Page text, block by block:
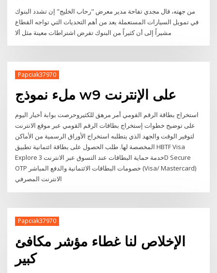
من جهته، قال مجدي تفاحة مدير معرض "رحاب الخليج" إن تشدد البنوك
في تمويل السيارات المستعملة يعد من أهم التحديات التي تواجه القطاع
مشيراً إلى أن كثيراً من البنوك تفرض اشتراطات معينة مثل ألا
Papciak37970
ملء نموذج w9 على الإنترنت
استخراج بطاقة الرقم القومي أمر مرهق للكثيروحرصت بوابة أخبار اليوم
على توضيح خطوات إستخراج بطاقات الرقم القومي عبر موقع الانترنت
لتوفير الوقت والجهد الذي يتطلبه استخراج الأوراق الرسمية من الأماكن
المخصصة لها. طلب الحصول على بطاقة ائتمانية تطبيق HBTF Visa
Explore خدمة حماية البطاقات عند التسوق عبر الانترنت 3D Secure
OTP خصومات البطاقات الائتمانية والدفع المباشر (Visa/ Mastercard)
الانترنت المصرفي
Papciak37970
الإخلاص لنا غطاء مؤشر مكافئ
كبير